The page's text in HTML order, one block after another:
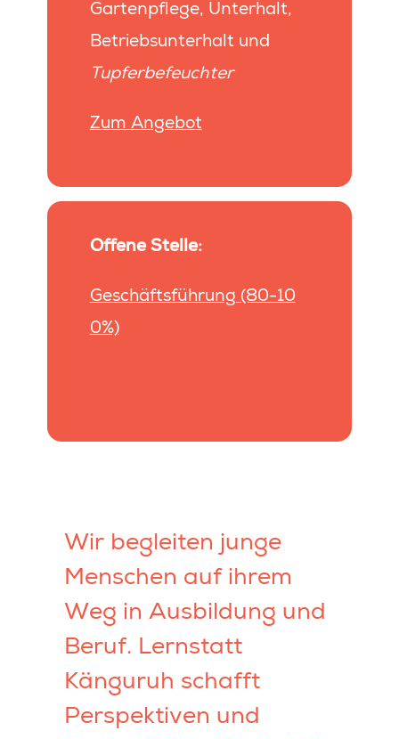
Gartenpflege, Unterhalt,
Betriebsunterhalt und
Tupferbefeuchter
Zum Angebot
Offene Stelle:
Geschäftsführung (80-10
0%)
Wir begleiten junge
Menschen auf ihrem
Weg in Ausbildung und
Beruf. Lernstatt
Känguruh schafft
Perspektiven und